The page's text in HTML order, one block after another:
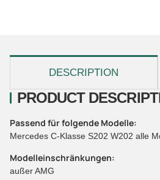
DESCRIPTION
PRODUCT
Passend für folgende Modelle:
Mercedes C-Klasse S202 W202 alle
Modelleinschränkungen:
außer AMG